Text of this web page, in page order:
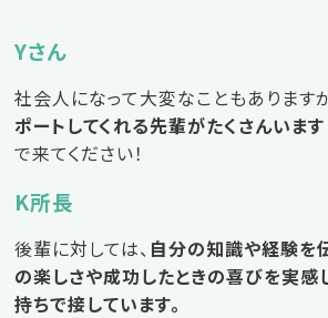
Yさん
社会人になって大変なこともありますが
ポートしてくれる先輩がたくさんいます
で来てください！
K所長
後輩に対しては、 自分の知識や経験を
の楽しさや成功したときの喜びを実感
持ちで接しています。